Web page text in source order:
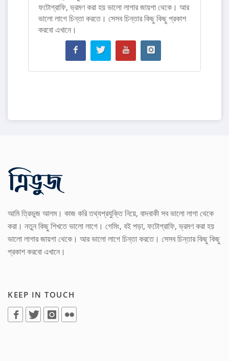
ফটোগ্রাফি, ভ্রমণ করা হয় ভালো লাগার জায়গা থেকে। আর
ভালো লাগে চিন্তা করতে। সেসব চিন্তার কিছু কিছু প্রকাশ
করবো এখানে।
আমি ত্রিভুজ আলম। কাজ করি তথ্যপ্রযুক্তি নিয়ে, বাদবাকী সব ভালো লাগা থেকে
করা। নতুন কিছু শিখতে ভালো লাগে। গেমিং, বই পড়া, ফটোগ্রাফি, ভ্রমণ করা হয়
ভালো লাগার জায়গা থেকে। আর ভালো লাগে চিন্তা করতে। সেসব চিন্তার কিছু কিছু
প্রকাশ করবো এখানে।
KEEP IN TOUCH